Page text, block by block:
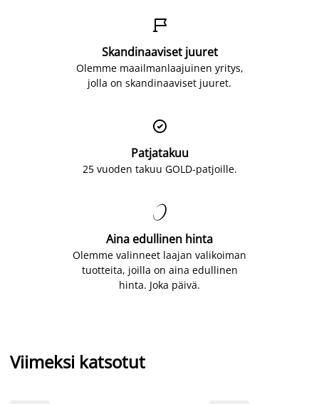

Skandinaaviset juuret
Olemme maailmanlaajuinen yritys,
jolla on skandinaaviset juuret.

Patjatakuu
25 vuoden takuu GOLD-patjoille.

Aina edullinen hinta
Olemme valinneet laajan valikoiman
tuotteita, joilla on aina edullinen
hinta. Joka päivä.
Viimeksi katsotut